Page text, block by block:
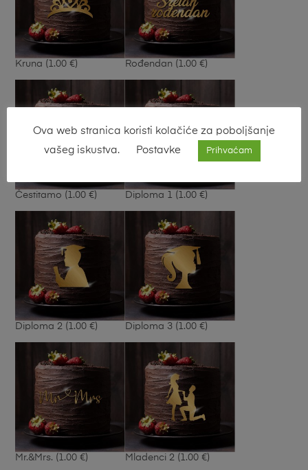
Kruna (1.00 €) Rođendan (1.00 €)
Čestitamo (1.00 €) Diploma 1 (1.00 €)
Diploma 2 (1.00 €) Diploma 3 (1.00 €)
Mr.&Mrs. (1.00 €) Mladenci 2 (1.00 €)
Ova web stranica koristi kolačiće za poboljšanje
vašeg iskustva.
Postavke Prihvaćam